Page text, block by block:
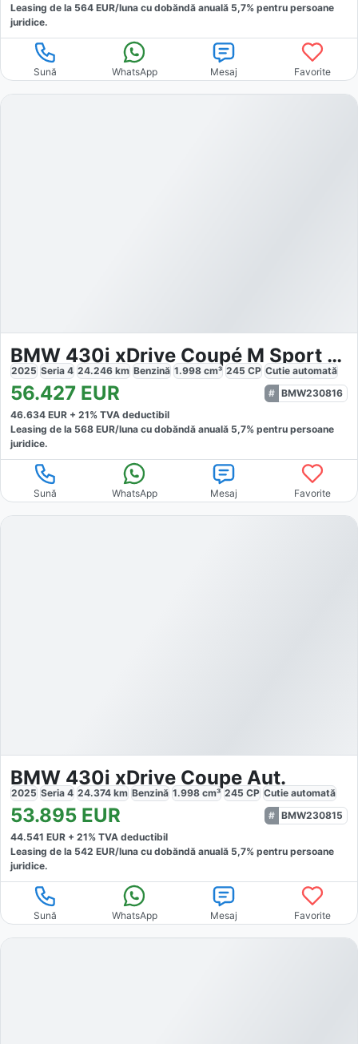
Leasing de la 564 EUR/luna cu dobăndă anuală 5,7% pentru persoane
juridice.
Sună WhatsApp Mesaj Favorite
BMW 430i xDrive Coupé M Sport Pro
2025 Seria 4 24.246 km Benzină 1.998 cm³ 245 CP Cutie automată
56.427 EUR
BMW230816
46.634 EUR + 21% TVA deductibil
Leasing de la 568 EUR/luna cu dobăndă anuală 5,7% pentru persoane
juridice.
Sună WhatsApp Mesaj Favorite
BMW 430i xDrive Coupe Aut.
2025 Seria 4 24.374 km Benzină 1.998 cm³ 245 CP Cutie automată
53.895 EUR
BMW230815
44.541 EUR + 21% TVA deductibil
Leasing de la 542 EUR/luna cu dobăndă anuală 5,7% pentru persoane
juridice.
Sună WhatsApp Mesaj Favorite